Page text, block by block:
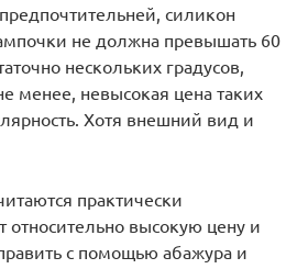
силикон
не должна превышать 60
нескольких градусов,
менее, невысокая цена таких
Хотя внешний вид и
практически
относительно высокую цену и
с помощью абажура и